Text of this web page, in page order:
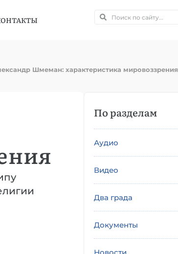
Шмеман: характеристика мировоззрения
По разделам
Аудио
Видео
Два града
Документы